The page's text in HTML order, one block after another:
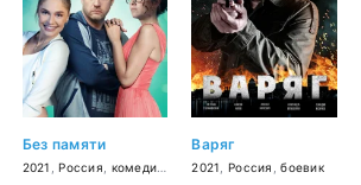
Без памяти
2021 ,Россия комедия мелодрама
Варяг
2021 Россия ,боевик